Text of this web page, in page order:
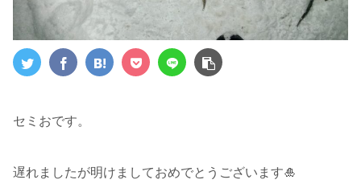
セミおです。
遅れましたが明けましておめでとうございます🎍